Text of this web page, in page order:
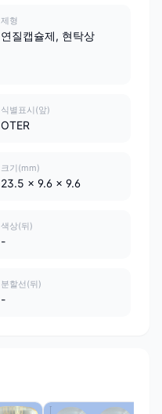
제형
연질캡슐제, 현탁상
식별표시(앞)
OTER
크기(mm)
23.5 x 9.6 x 9.6
색상(뒤)
-
분할선(뒤)
-